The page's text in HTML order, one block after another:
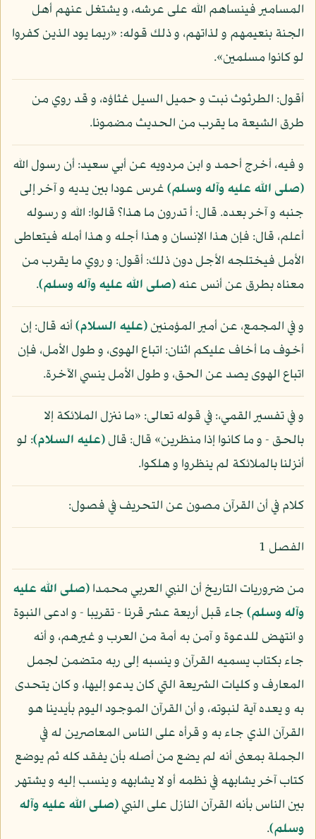
المسامير فينساهم الله على عرشه، و يشتغل عنهم أهل
الجنة بنعيمهم و لذاتهم، و ذلك قوله: «ربما يود الذين كفروا
لو كانوا مسلمين».
أقول: الطرثوث نبت و حميل السيل غثاؤه، و قد روي من
طرق الشيعة ما يقرب من الحديث مضمونا.
و فيه، أخرج أحمد و ابن مردويه عن أبي سعيد: أن رسول الله
(صلى الله عليه وآله وسلم)غرس عودا بين يديه و آخر إلى
جنبه و آخر بعده. قال: أ تدرون ما هذا؟ قالوا: الله و رسوله
أعلم، قال: فإن هذا الإنسان و هذا أجله و هذا أمله فيتعاطى
الأمل فيختلجه الأجل دون ذلك: أقول: و روي ما يقرب من
معناه بطرق عن أنس عنه(صلى الله عليه وآله وسلم).
و في المجمع، عن أمير المؤمنين(عليه السلام)أنه قال: إن
أخوف ما أخاف عليكم اثنان: اتباع الهوى، و طول الأمل، فإن
اتباع الهوى يصد عن الحق، و طول الأمل ينسي الآخرة.
و في تفسير القمي،: في قوله تعالى: «ما ننزل الملائكة إلا
بالحق - و ما كانوا إذا منظرين» قال: قال(عليه السلام): لو
أنزلنا بالملائكة لم ينظروا و هلكوا.
كلام في أن القرآن مصون عن التحريف في فصول:
الفصل 1
من ضروريات التاريخ أن النبي العربي محمدا(صلى الله عليه
وآله وسلم)جاء قبل أربعة عشر قرنا - تقريبا - و ادعى النبوة
و انتهض للدعوة و آمن به أمة من العرب و غيرهم، و أنه
جاء بكتاب يسميه القرآن و ينسبه إلى ربه متضمن لجمل
المعارف و كليات الشريعة التي كان يدعو إليها، و كان يتحدى
به و يعده آية لنبوته، و أن القرآن الموجود اليوم بأيدينا هو
القرآن الذي جاء به و قرأه على الناس المعاصرين له في
الجملة بمعنى أنه لم يضع من أصله بأن يفقد كله ثم يوضع
كتاب آخر يشابهه في نظمه أو لا يشابهه و ينسب إليه و يشتهر
بين الناس بأنه القرآن النازل على النبي(صلى الله عليه وآله
وسلم).